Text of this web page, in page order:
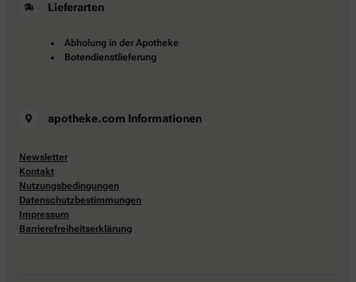
Lieferarten
Abholung in der Apotheke
Botendienstlieferung
apotheke.com Informationen
Newsletter
Kontakt
Nutzungsbedingungen
Datenschutzbestimmungen
Impressum
Barrierefreiheitserklärung